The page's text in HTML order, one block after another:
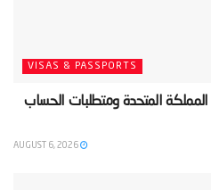
VISAS & PASSPORTS
المتحدة ومتطلبات الحساب